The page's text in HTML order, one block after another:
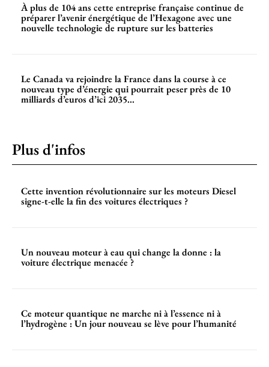
À plus de 104 ans cette entreprise française continue de
préparer l’avenir énergétique de l’Hexagone avec une
nouvelle technologie de rupture sur les batteries
Le Canada va rejoindre la France dans la course à ce
nouveau type d’énergie qui pourrait peser près de 10
milliards d’euros d’ici 2035...
Plus d'infos
Cette invention révolutionnaire sur les moteurs Diesel
signe-t-elle la fin des voitures électriques ?
Un nouveau moteur à eau qui change la donne : la
voiture électrique menacée ?
Ce moteur quantique ne marche ni à l’essence ni à
l’hydrogène : Un jour nouveau se lève pour l’humanité